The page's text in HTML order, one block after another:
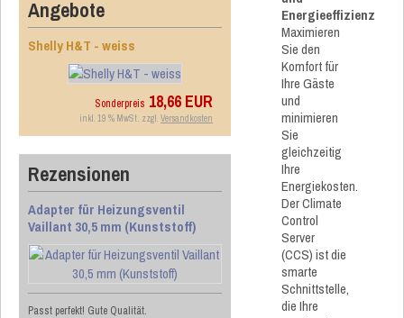
Angebote
Shelly H&T - weiss
Sonderpreis 18,66 EUR
inkl. 19 % MwSt. zzgl. Versandkosten
Rezensionen
Adapter für Heizungsventil
Vaillant 30,5 mm (Kunststoff)
Passt perfekt! Gute Qualität.
Energieeffizienz
Maximieren
Sie den
Komfort für
Ihre Gäste
und
minimieren
Sie
gleichzeitig
Ihre
Energiekosten.
Der Climate
Control
Server
(CCS) ist die
smarte
Schnittstelle,
die Ihre